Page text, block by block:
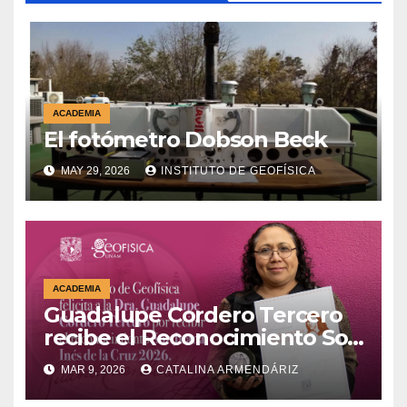
ACADEMIA
El fotómetro Dobson Beck
MAY 29, 2026 INSTITUTO DE GEOFÍSICA
ACADEMIA
Guadalupe Cordero Tercero
recibe el Reconocimiento Sor
Juana Inés de la Cruz 2026
MAR 9, 2026 CATALINA ARMENDÁRIZ